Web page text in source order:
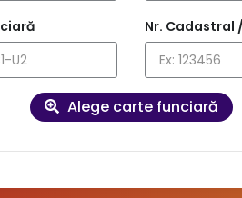
Nr. Cadastral
Alege carte funciară